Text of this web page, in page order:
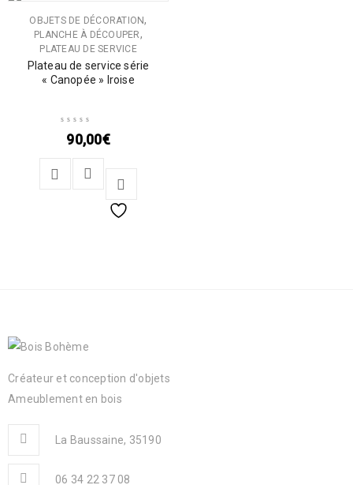
OBJETS DE DÉCORATION,
PLANCHE À DÉCOUPER,
PLATEAU DE SERVICE
Plateau de service série
« Canopée » Iroise
90,00€
Créateur et conception d'objets
Ameublement en bois
La Baussaine, 35190
06 34 22 37 08